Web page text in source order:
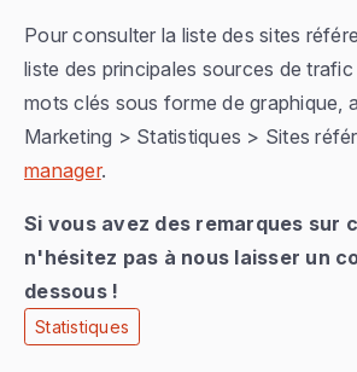
Pour consulter la liste des sites
liste des principales sources de
mots clés sous forme de graphique,
Marketing > Statistiques > Sites
manager.
Si vous avez des remarques sur
n'hésitez pas à nous laisser un
dessous !
Statistiques